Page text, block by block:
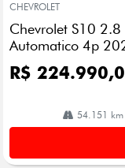
arti
lhe
CHEVROLET
Chevrolet S10
Automatico 4p
R$
54.151 km